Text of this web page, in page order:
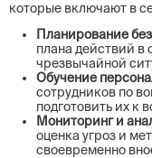
которые включают в
Планирование
плана действий в
чрезвычайной
Обучение
сотрудников по
подготовить их к
Мониторинг и
оценка угроз и
своевременно